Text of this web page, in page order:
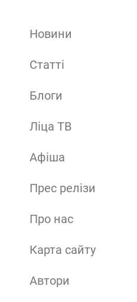
Новини
Статті
Блоги
Ліца ТВ
Афіша
Прес релізи
Про нас
Карта сайту
Автори